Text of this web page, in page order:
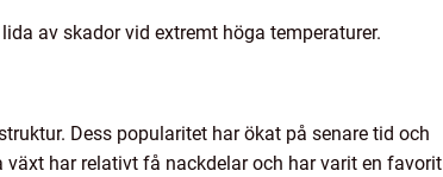
av skador vid extremt höga temperaturer.
Dess popularitet har ökat på senare tid och
har relativt få nackdelar och har varit en favorit